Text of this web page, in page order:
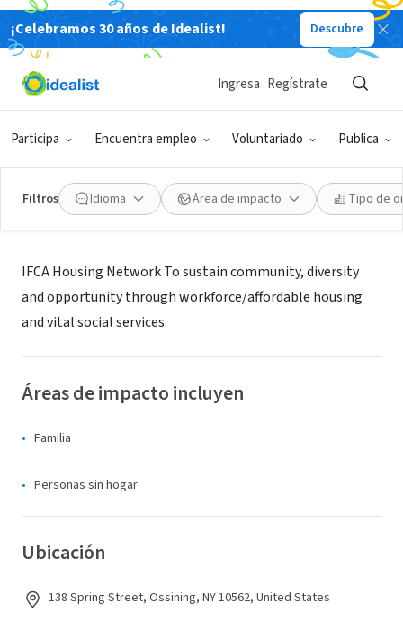
¡Celebramos 30 años de Idealist! Descubre
Participa Encuentra empleo Voluntariado Publica
Ingresa Regístrate
Filtros Idioma Área de impacto Tipo de
ORGANIZACIÓN SIN FIN DE LUCRO
InterFaith Council for Action
Acerca de
IFCA Housing Network To sustain community, diversity
and opportunity through workforce/affordable housing
and vital social services.
Áreas de impacto incluyen
Familia
Personas sin hogar
Ubicación
138 Spring Street, Ossining, NY 10562, United States